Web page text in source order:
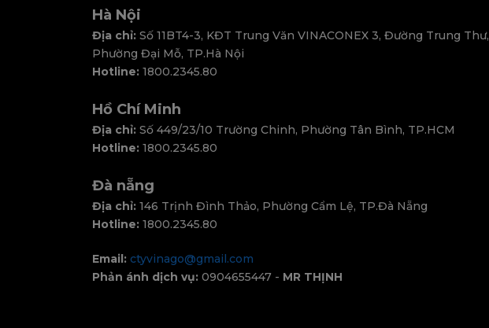
Hà Nội
Địa chỉ: Số 11BT4-3, KĐT Trung Văn VINACONEX 3, Đường Trung Thư,
Phường Đại Mỗ, TP.Hà Nội
Hotline: 1800.2345.80
Hồ Chí Minh
Địa chỉ: Số 449/23/10 Trường Chinh, Phường Tân Bình, TP.HCM
Hotline: 1800.2345.80
Đà nẵng
Địa chỉ: 146 Trịnh Đình Thảo, Phường Cẩm Lệ, TP.Đà Nẵng
Hotline: 1800.2345.80
Email: ctyvinago@gmail.com
Phản ánh dịch vụ: 0904655447 - MR THỊNH